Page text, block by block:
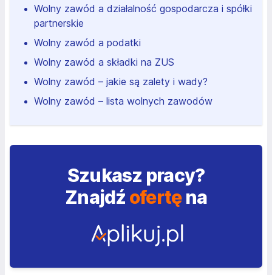
Wolny zawód a działalność gospodarcza i spółki
partnerskie
Wolny zawód a podatki
Wolny zawód a składki na ZUS
Wolny zawód – jakie są zalety i wady?
Wolny zawód – lista wolnych zawodów
Szukasz pracy?
Znajdź ofertęna